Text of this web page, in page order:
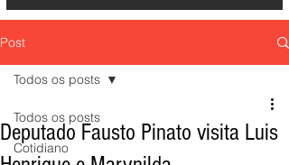
Post
Todos os posts
Cotidiano
Todos os posts
Deputado Fausto Pinato visita Luis